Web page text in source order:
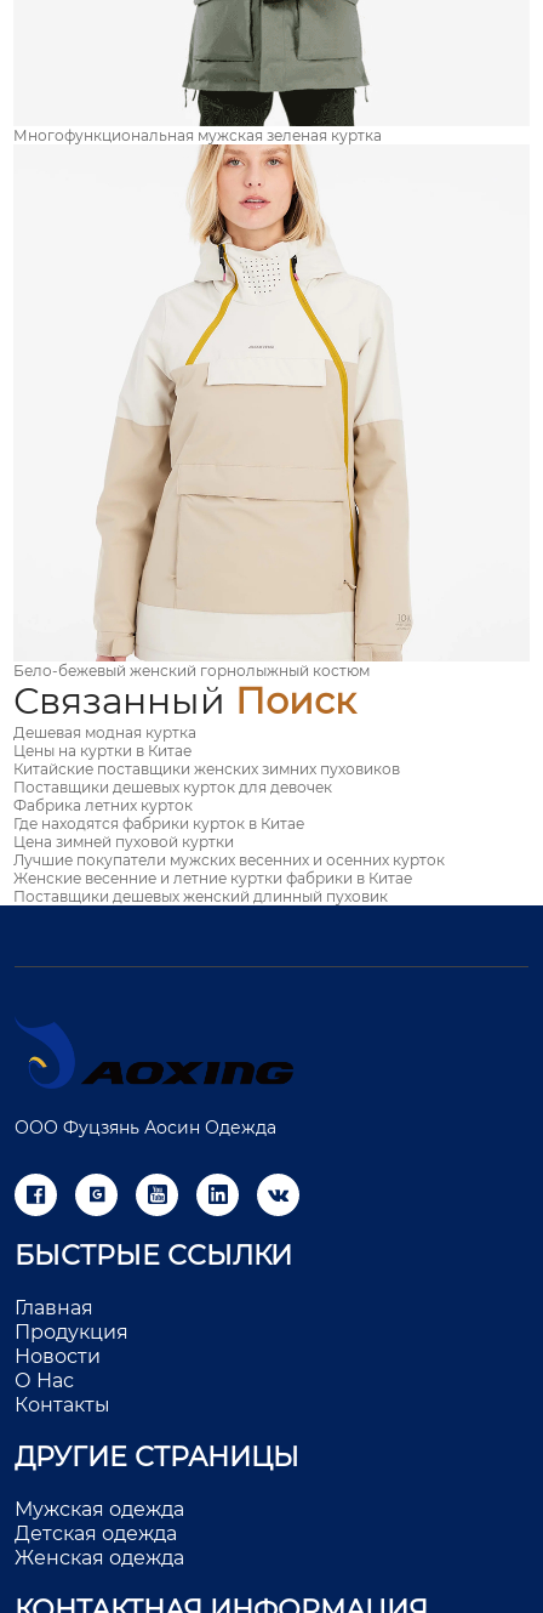
Многофункциональная мужская зеленая куртка
Бело-бежевый женский горнолыжный костюм
Связанный Поиск
Дешевая модная куртка
Цены на куртки в Китае
Китайские поставщики женских зимних пуховиков
Поставщики дешевых курток для девочек
Фабрика летних курток
Где находятся фабрики курток в Китае
Цена зимней пуховой куртки
Лучшие покупатели мужских весенних и осенних курток
Женские весенние и летние куртки фабрики в Китае
Поставщики дешевых женский длинный пуховик
ООО Фуцзянь Аосин Одежда
    
БЫСТРЫЕ ССЫЛКИ
Главная
Продукция
Новости
О Нас
Контакты
ДРУГИЕ СТРАНИЦЫ
Мужская одежда
Детская одежда
Женская одежда